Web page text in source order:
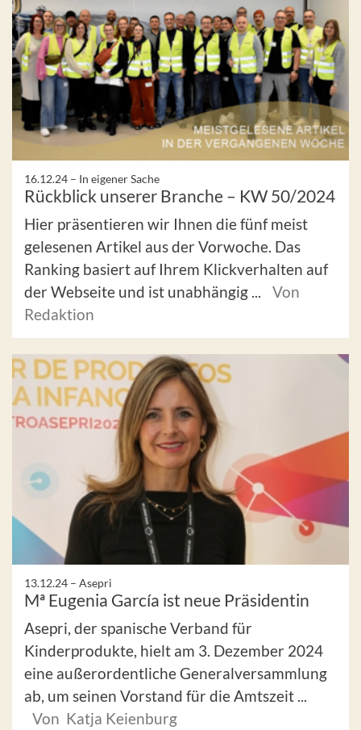
16.12.24 – In eigener Sache
Rückblick unserer Branche – KW 50/2024
Hier präsentieren wir Ihnen die fünf meist
gelesenen Artikel aus der Vorwoche. Das
Ranking basiert auf Ihrem Klickverhalten auf
der Webseite und ist unabhängig ...
Von
Redaktion
13.12.24 – Asepri
Mª Eugenia García ist neue Präsidentin
Asepri, der spanische Verband für
Kinderprodukte, hielt am 3. Dezember 2024
eine außerordentliche Generalversammlung
ab, um seinen Vorstand für die Amtszeit ...
Von Katja Keienburg